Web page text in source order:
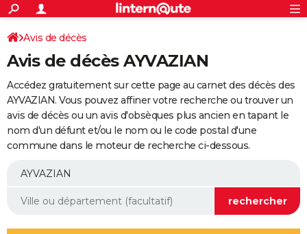
ACTUALITÉS
Politique
Société
Faits Divers
Education
Monde
Villes
+
SPORT
Coupe du monde 2026
Football
Tennis
Cyclisme
Rugby
Forum
Programme TV
TNT
Streaming
Cinéma
Sorties cinéma
Musique
+
FINANCE
Retraite
Epargne
Immobilier
Risques naturels par ville
Banque
Assurance
AUTO
Essais
Réserver un essai
Citadines
Berlines
SUV
Forum auto
+
Mobiles
Meilleur smartphone
Internet
Ordinateurs
Jeux vidéo
Guide high-tech
Aménagement intérieur
Avis de décès
Avis de décès AYVAZIAN
Accédez gratuitement sur cette page au carnet des décès des
AYVAZIAN. Vous pouvez affiner votre recherche ou trouver un
avis de décès ou un avis d'obsèques plus ancien en tapant le
nom d'un défunt et/ou le nom ou le code postal d'une
commune dans le moteur de recherche ci-dessous.